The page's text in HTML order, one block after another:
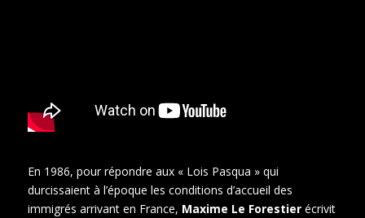
En 1986, pour répondre aux « Lois Pasqua » qui
durcissaient à l’époque les conditions d’accueil des
immigrés arrivant en France, Maxime Le Forestier écrivit